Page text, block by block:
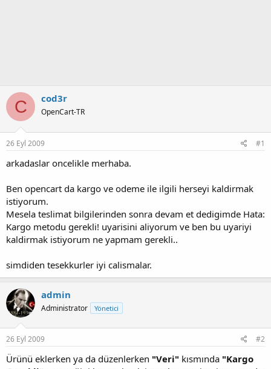
C cod3r
OpenCart-TR
26 Eyl 2009 #1
arkadaslar oncelikle merhaba.
Ben opencart da kargo ve odeme ile ilgili herseyi kaldirmak
istiyorum.
Mesela teslimat bilgilerinden sonra devam et dedigimde Hata:
Kargo metodu gerekli! uyarisini aliyorum ve ben bu uyariyi
kaldirmak istiyorum ne yapmam gerekli..
simdiden tesekkurler iyi calismalar.
admin
Administrator Yönetici
26 Eyl 2009 #2
Ürünü eklerken ya da düzenlerken "Veri" kısmında "Kargo